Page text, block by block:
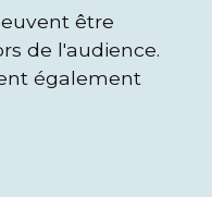
être
de l'audience.
également